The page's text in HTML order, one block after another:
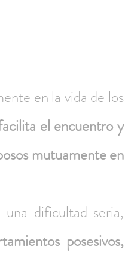
en la vida de los
el encuentro y
mutuamente en
dificultad seria,
posesivos,